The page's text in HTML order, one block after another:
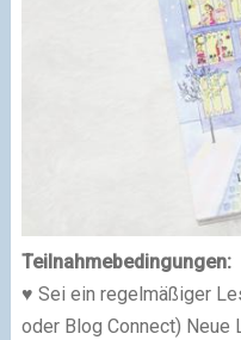
Teilnahmebedingungen:
♥ Sei ein regelmäßiger
oder Blog Connect) Neue